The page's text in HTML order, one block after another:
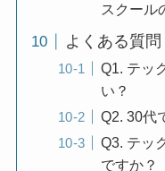
スクール
よくある質問
Q1. テッ
い？
Q2. 30代
Q3. テッ
ですか？